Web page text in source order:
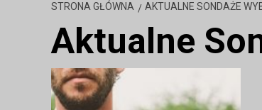
STRONA GŁÓWNA AKTUALNE SONDAŻE
Aktualne